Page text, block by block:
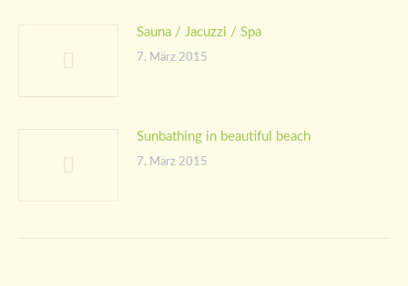
Sauna / Jacuzzi / Spa
7. März 2015
Sunbathing in beautiful beach
7. März 2015